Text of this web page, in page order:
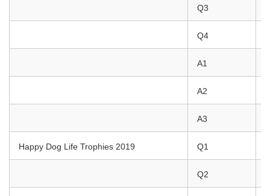
Q3
Q4
A1
A2
A3
Happy Dog Life Trophies 2019 Q1
Q2